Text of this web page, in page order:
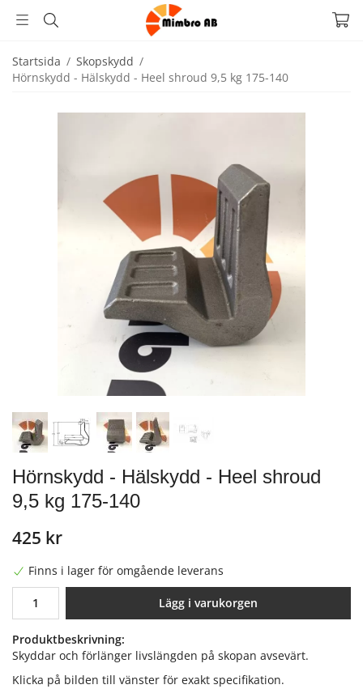
Startsida / Skopskydd /
Hörnskydd - Hälskydd - Heel shroud 9,5 kg 175-140
Hörnskydd - Hälskydd - Heel shroud
9,5 kg 175-140
425 kr
Finns i lager för omgående leverans
Lägg i varukorgen
Produktbeskrivning:
Skyddar och förlänger livslängden på skopan avsevärt.
Klicka på bilden till vänster för exakt specifikation.